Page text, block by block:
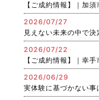
【ご成約情報】｜加
2026/07/27
見えない未来の中で
2026/07/22
【ご成約情報】｜幸
2026/06/29
実体験に基づかない事